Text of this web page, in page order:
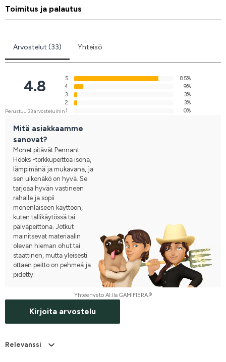
Toimitus ja palautus
Arvostelut (33) Yhteisö
4.8
Perustuu 33 arvosteluihin
5
85%
4
9%
3
3%
2
3%
1
0%
Mitä asiakkaamme
sanovat?
Monet pitävät Pennant
Hööks -torkkupeittoa isona,
lämpimänä ja mukavana, ja
sen ulkonäkö on hyvä. Se
tarjoaa hyvän vastineen
rahalle ja sopii
monenlaiseen käyttöön,
kuten tallikäytössä tai
päiväpeittona. Jotkut
mainitsevat materiaalin
olevan hieman ohut tai
staattinen, mutta yleisesti
ottaen peitto on pehmeä ja
pidetty.
Yhteenveto AI:lla GAMIFIERA.®
Kirjoita arvostelu
Relevanssi